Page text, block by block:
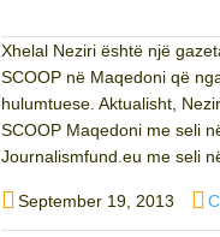
Xhelal Neziri është një
SCOOP në Maqedoni që
hulumtuese. Aktualisht,
SCOOP Maqedoni me seli
Journalismfund.eu me seli
Posted
on
September 19, 2013